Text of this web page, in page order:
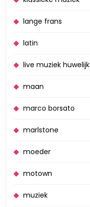
lange frans
latin
live muziek huwelijk
maan
marco borsato
marlstone
moeder
motown
muziek